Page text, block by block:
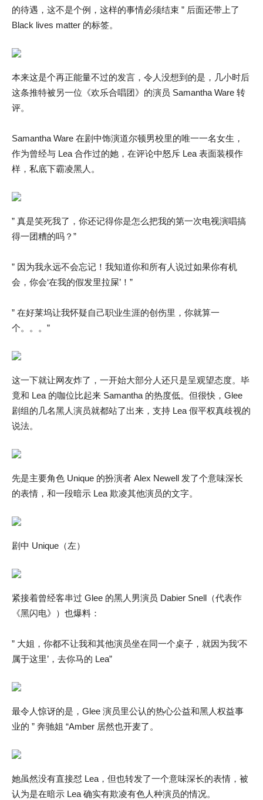
的待遇，这不是个例，这样的事情必须结束 ” 后面还带上了
Black lives matter 的标签。
本来这是个再正能量不过的发言，令人没想到的是，几小时后
这条推特被另一位《欢乐合唱团》的演员 Samantha Ware 转
评。
Samantha Ware 在剧中饰演道尔顿男校里的唯一一名女生，
作为曾经与 Lea 合作过的她，在评论中怒斥 Lea 表面装模作
样，私底下霸凌黑人。
” 真是笑死我了，你还记得你是怎么把我的第一次电视演唱搞
得一团糟的吗？”
” 因为我永远不会忘记！我知道你和所有人说过如果你有机
会，你会‘在我的假发里拉屎’！”
” 在好莱坞让我怀疑自己职业生涯的创伤里，你就算一
个。。。”
这一下就让网友炸了，一开始大部分人还只是呈观望态度。毕
竟和 Lea 的咖位比起来 Samantha 的热度低。但很快，Glee
剧组的几名黑人演员就都站了出来，支持 Lea 假平权真歧视的
说法。
先是主要角色 Unique 的扮演者 Alex Newell 发了个意味深长
的表情，和一段暗示 Lea 欺凌其他演员的文字。
剧中 Unique（左）
紧接着曾经客串过 Glee 的黑人男演员 Dabier Snell（代表作
《黑闪电》）也爆料：
” 大姐，你都不让我和其他演员坐在同一个桌子，就因为我‘不
属于这里’，去你马的 Lea”
最令人惊讶的是，Glee 演员里公认的热心公益和黑人权益事
业的 ” 奔驰姐 “Amber 居然也开麦了。
她虽然没有直接怼 Lea，但也转发了一个意味深长的表情，被
认为是在暗示 Lea 确实有欺凌有色人种演员的情况。